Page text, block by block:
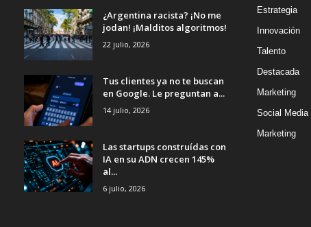
¿Argentina racista? ¡No me
jodan! ¡Malditos algoritmos!
22 julio, 2026
Tus clientes ya no te buscan
en Google. Le preguntan a...
14 julio, 2026
Las startups construídas con
IA en su ADN crecen 145%
al...
6 julio, 2026
Estrategia
Innovación
Talento
Destacada
Marketing
Social Media
Marketing